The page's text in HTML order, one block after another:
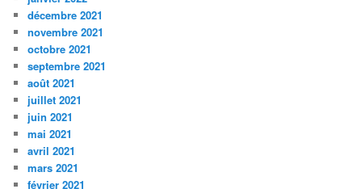
décembre 2021
novembre 2021
octobre 2021
septembre 2021
août 2021
juillet 2021
juin 2021
mai 2021
avril 2021
mars 2021
février 2021